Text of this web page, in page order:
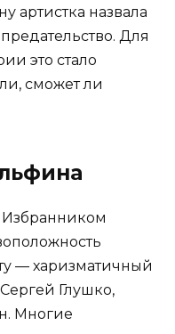
артистка назвала
Для
это стало
сможет ли
— харизматичный
Глушко,
Многие